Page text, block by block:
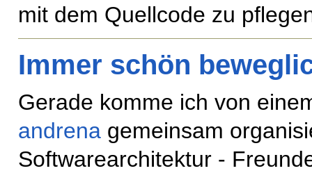
mit dem Quellcode zu
Immer schön
Gerade komme ich von
andrena gemeinsam
Softwarearchitektur -